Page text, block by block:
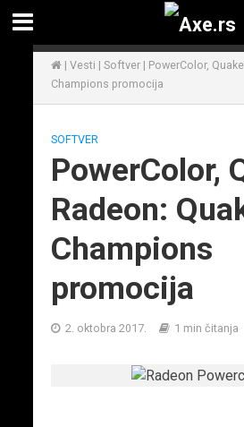
| Vesti | Softver| PowerColor,
Champions promocija
SOFTVER
PowerColor,
Radeon:
Champions
promocija
2. oktobra 2017. 1 min čitanja